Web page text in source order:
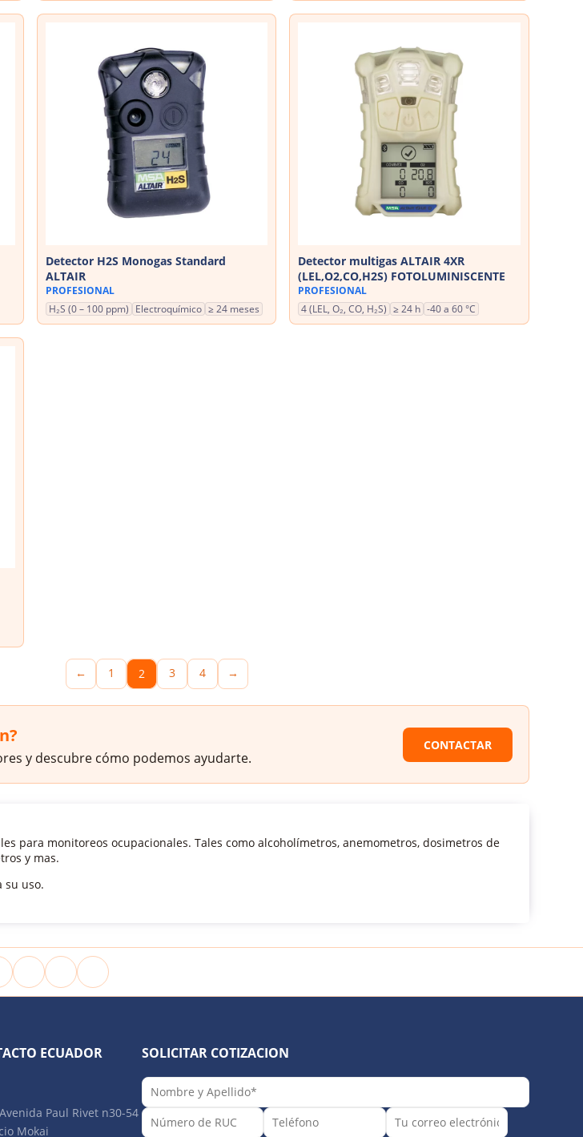
Detector H2S Monogas Standard
ALTAIR
PROFESIONAL
H₂S (0 – 100 ppm) Electroquímico ≥ 24 meses
Detector multigas ALTAIR 4XR
(LEL,O2,CO,H2S) FOTOLUMINISCENTE
PROFESIONAL
4 (LEL, O₂, CO, H₂S) ≥ 24 h -40 a 60 °C
← 1 2 3 4 →
y descubre cómo podemos ayudarte.
CONTACTAR
para monitoreos ocupacionales. Tales como alcoholímetros, anemometros, dosimetros de
y mas.
su uso.
ECUADOR
Paul Rivet n30-54
Mokai
SOLICITAR COTIZACION